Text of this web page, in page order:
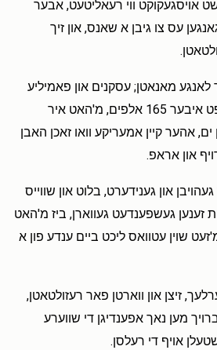
אויסגעקוקט ווי רעאליטעט, אבער
עס צו גיבן א שאנס, און זיך
לאנגע מאנאטן; עסקנים און פאמיליע
האבן שוין צוזאמגעשלעפט איבער 165 אלפים, מ'האט איר
אהער קיין אמעריקע וואו זאכן האבן
און אראפ.
און גענידערט, בלוט און שווייס
זענען געשפענדעט געווארן, ביז מ'האט
שוין עטוואס ליכט ביים ענדע פון א
זיצן און ווארטן פאר רעזולטאטן,
מען נאך אפענדיגן די שווערע
אויף די רעלסן.